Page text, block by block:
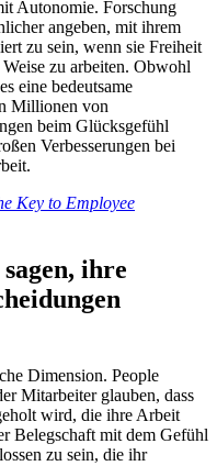
Autonomie. Forschung
angeben, mit ihrem
zu sein, wenn sie Freiheit
zu arbeiten. Obwohl
eine bedeutsame
Millionen von
beim Glücksgefühl
Verbesserungen bei
Key to Employee
ihre
Dimension. People
Mitarbeiter glauben, dass
wird, die ihre Arbeit
Belegschaft mit dem Gefühl
zu sein, die ihr